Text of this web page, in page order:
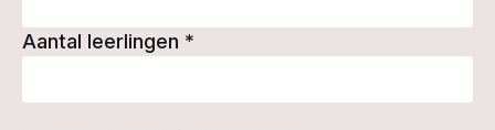
Aantal leerlingen *